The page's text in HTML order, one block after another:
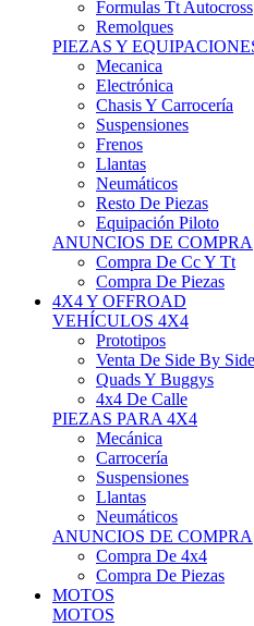
PIEZAS Y EQUIPACIONES
Mecanica
Electrónica
Chasis Y Carrocería
Suspensiones
Frenos
Llantas
Neumáticos
Resto De Piezas
Equipación Piloto
ANUNCIOS DE COMPRA
Compra De Cc Y Tt
Compra De Piezas
4X4 Y OFFROAD
VEHÍCULOS 4X4
Prototipos
Venta De Side By Side
Quads Y Buggys
4x4 De Calle
PIEZAS PARA 4X4
Mecánica
Carrocería
Suspensiones
Llantas
Neumáticos
ANUNCIOS DE COMPRA
Compra De 4x4
Compra De Piezas
MOTOS
MOTOS
Motos De Circuito